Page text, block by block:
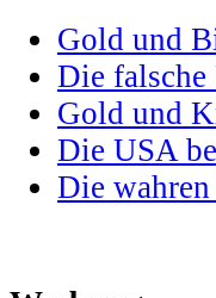
Gold und
Die
Gold und
Die USA
Die